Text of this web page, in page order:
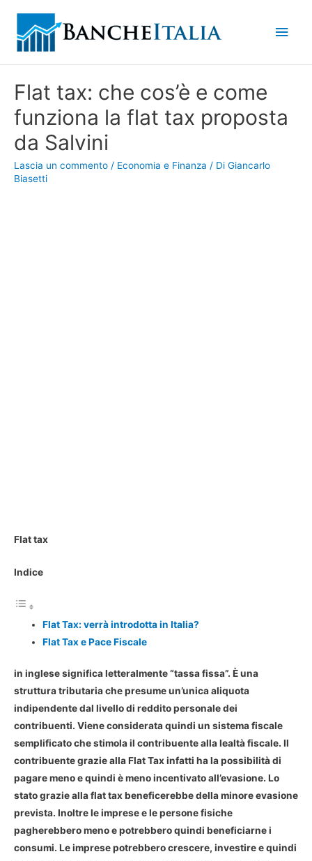
Flat tax: che cos’è e come
funziona la flat tax proposta
da Salvini
Lascia un commento / Economia e Finanza / Di Giancarlo
Biasetti
Flat tax
Indice
Flat Tax: verrà introdotta in Italia?
Flat Tax e Pace Fiscale
in inglese significa letteralmente “tassa fissa”. È una
struttura tributaria che presumeun’unica aliquota
indipendente dal livello di reddito personale dei
contribuenti. Viene considerata quindi un sistema fiscale
semplificato che stimola il contribuente alla lealtà fiscale. Il
contribuente grazie allaFlat Taxinfatti ha la possibilità di
pagare meno e quindi è meno incentivato all’evasione. Lo
stato grazie allaflat taxbeneficerebbe della minore evasione
prevista. Inoltre le imprese e le persone fisiche
pagherebbero meno e potrebbero quindi beneficiarne i
consumi. Le imprese potrebbero crescere, investire e quindi